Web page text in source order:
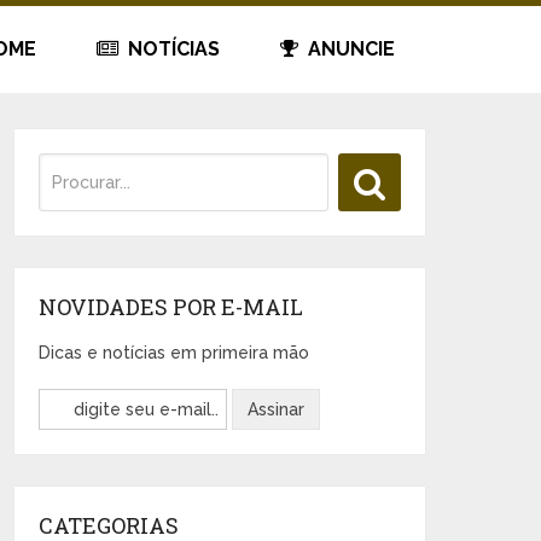
NOTÍCIAS ANUNCIE
NOVIDADES POR E-MAIL
Dicas e notícias em primeira mão
CATEGORIAS